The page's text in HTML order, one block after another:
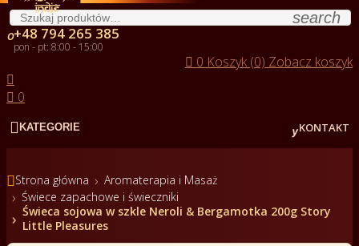
search
+48 794 265 385
pon - pt: 8:00 - 15:00
 0 Koszyk (0) Zobacz koszyk

 0
 KATEGORIE KONTAKT
Strona główna
Aromaterapia i Masaż
Świece zapachowe i świeczniki
Świeca sojowa w szkle Neroli & Bergamotka 200g Story
Little Pleasures